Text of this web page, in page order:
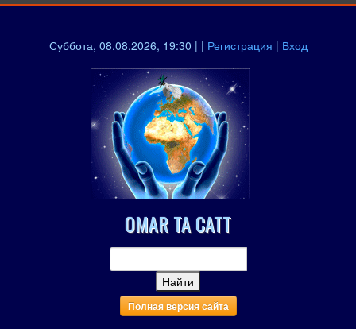
Суббота, 08.08.2026, 19:30 | | Регистрация | Вход
OMAR TA CATT
Полная версия сайта